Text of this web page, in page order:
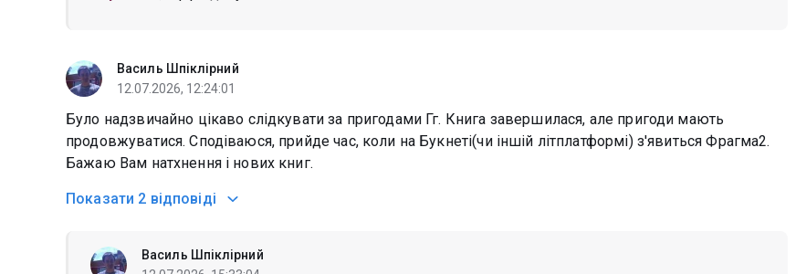
Василь Шпіклірний
12.07.2026, 12:24:01
Було надзвичайно цікаво слідкувати за пригодами Гг. Книга завершилася, але пригоди мають
продовжуватися. Сподіваюся, прийде час, коли на Букнеті(чи іншій літплатформі) з'явиться Фрагма2.
Бажаю Вам натхнення і нових книг.
Показати 2 відповіді
Василь Шпіклірний